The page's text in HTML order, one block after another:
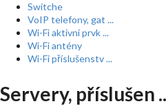
Switche
VoIP telefony, gat ...
Wi-Fi aktivní prvk ...
Wi-Fi antény
Wi-Fi příslušenstv ...
Servery, příslušen